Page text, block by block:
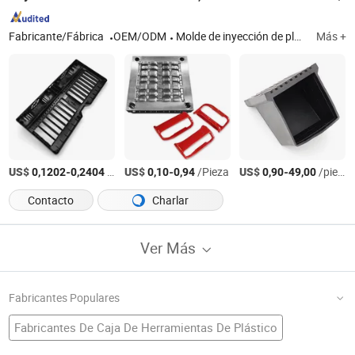
Fabricante/Fábrica OEM/ODM Molde de inyección de plástico, molde de inyección, moldeo por inyección de plástico, moldeo por inyección, molde de inyección de plástico, moldeo por inyección de plástico, conformado al vacío, molde de goma de silicona, molde de soplado, molde de extrusión, procesamiento CNC 3D impresión Más +
US$0,1202-0,2404 US$0,10-0,94/Pieza US$0,90-49,00/pieces
Contacto
Charlar
Ver Más
Fabricantes Populares
Fabricantes De Caja De Herramientas De Plástico